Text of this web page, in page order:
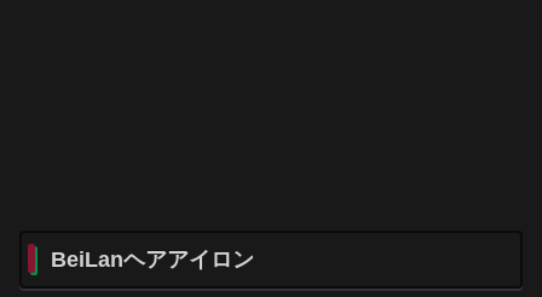
BeiLanヘアアイロン